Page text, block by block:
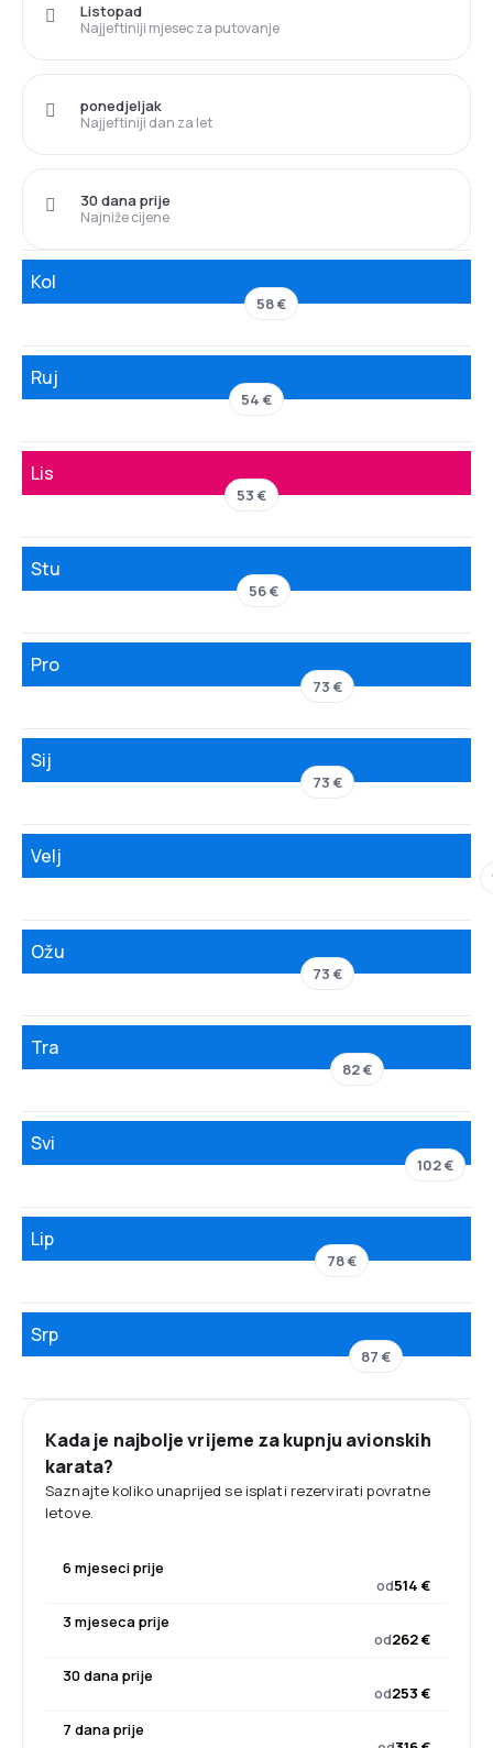
Najjeftiniji mjesec za putovanje
Listopad
Najjeftiniji dan za let
ponedjeljak
Najniže cijene
30 dana prije
Kol
58 €
Ruj
54 €
Lis
53 €
Stu
56 €
Pro
73 €
Sij
73 €
Velj
Ožu
73 €
Tra
82 €
Svi
102 €
Lip
78 €
Srp
87 €
Kada je najbolje vrijeme za kupnju avionskih
karata?
Saznajte koliko unaprijed se isplati rezervirati povratne
letove.
6 mjeseci prije
od514 €
3 mjeseca prije
od262 €
30 dana prije
od253 €
7 dana prije